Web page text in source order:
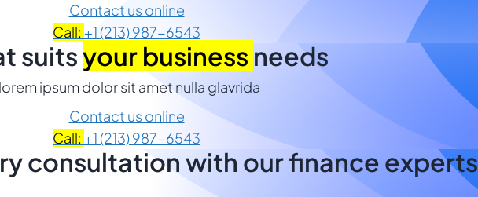
Contact us online
Call: +1 (213) 987-6543
suitsyour business needs
ipsum dolor sit amet nulla glavrida
Contact us online
Call: +1 (213) 987-6543
consultation with our finance experts